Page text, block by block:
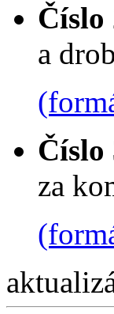
Číslo
a
Číslo
za